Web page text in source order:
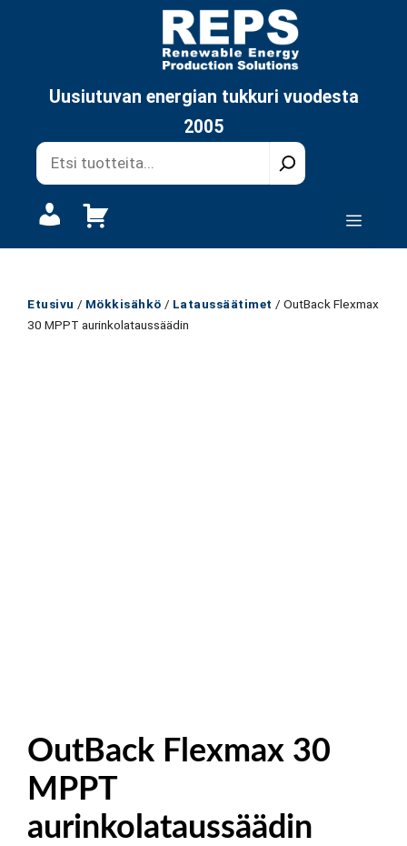
Uusiutuvan energian tukkuri vuodesta
2005
Etusivu / Mökkisähkö / Lataussäätimet / OutBack Flexmax
30 MPPT aurinkolataussäädin
OutBack Flexmax 30
MPPT
aurinkolataussäädin